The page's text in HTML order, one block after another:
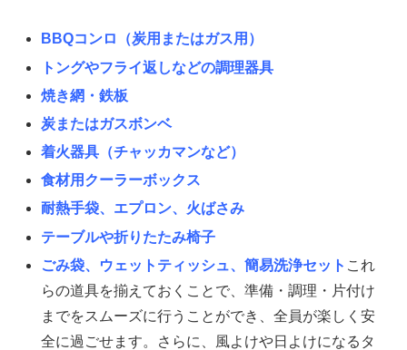
BBQコンロ（炭用またはガス用）
トングやフライ返しなどの調理器具
焼き網・鉄板
炭またはガスボンベ
着火器具（チャッカマンなど）
食材用クーラーボックス
耐熱手袋、エプロン、火ばさみ
テーブルや折りたたみ椅子
ごみ袋、ウェットティッシュ、簡易洗浄セット これ
らの道具を揃えておくことで、準備・調理・片付け
までをスムーズに行うことができ、全員が楽しく安
全に過ごせます。さらに、風よけや日よけになるタ